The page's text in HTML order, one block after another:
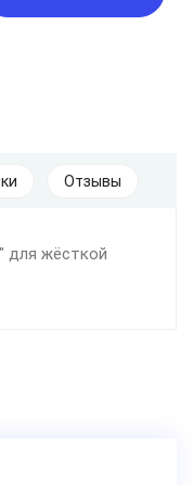
Отзывы
для жёсткой